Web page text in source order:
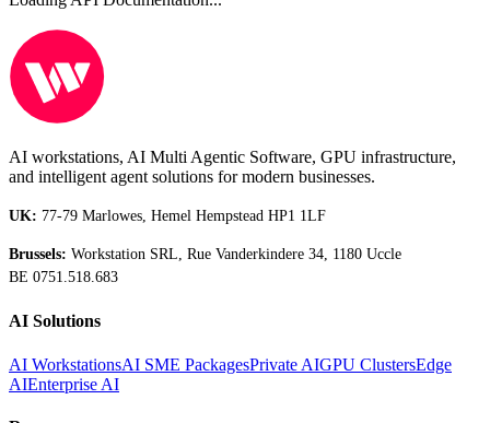
AI workstations, AI Multi Agentic Software, GPU infrastructure,
and intelligent agent solutions for modern businesses.
UK: 77-79 Marlowes, Hemel Hempstead HP1 1LF
Brussels: Workstation SRL, Rue Vanderkindere 34, 1180 Uccle
BE 0751.518.683
AI Solutions
AI WorkstationsAI SME PackagesPrivate AIGPU ClustersEdge
AIEnterprise AI